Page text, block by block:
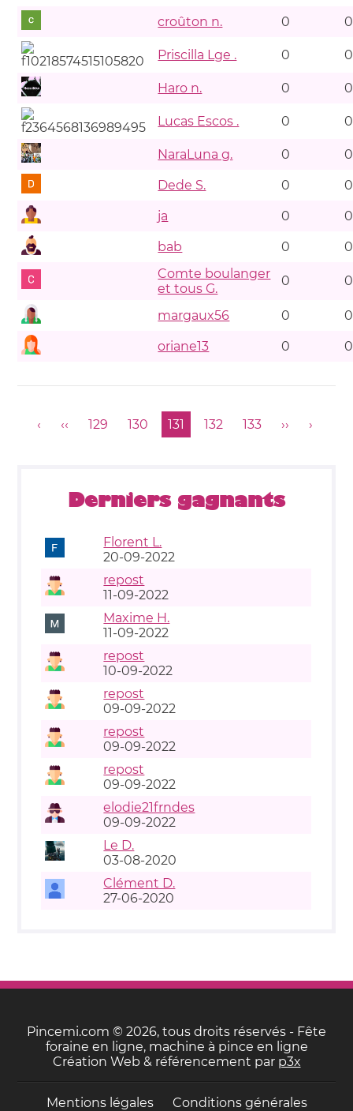
croûton n. 0
Priscilla Lge . 0
Haro n. 0
Lucas Escos . 0
NaraLuna g. 0
Dede S. 0
ja 0
bab 0
Comte boulanger
et tous G.
0
margaux56 0
oriane13 0
‹ ‹‹ 129 130 131 132 133 ›› ›
Derniers gagnants
Florent L.
20-09-2022
repost
11-09-2022
Maxime H.
11-09-2022
repost
10-09-2022
repost
09-09-2022
repost
09-09-2022
repost
09-09-2022
elodie21frndes
09-09-2022
Le D.
03-08-2020
Clément D.
27-06-2020
Pincemi.com © 2026, tous droits réservés - Fête
foraine en ligne, machine à pince en ligne
Création Web & référencement par p3x
Mentions légales
Conditions générales